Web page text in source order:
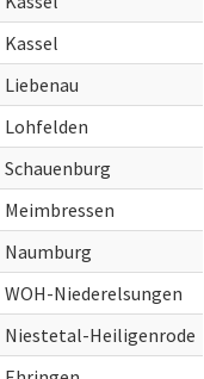
Kassel
Liebenau
Lohfelden
Schauenburg
Meimbressen
Naumburg
WOH-Niederelsungen
Niestetal-Heiligenrode